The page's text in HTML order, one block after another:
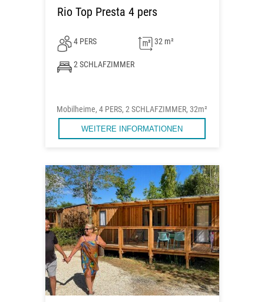
Rio Top Presta 4 pers
4 PERS 32 m²
2 SCHLAFZIMMER
Mobilheime, 4 PERS, 2 SCHLAFZIMMER, 32m²
WEITERE INFORMATIONEN